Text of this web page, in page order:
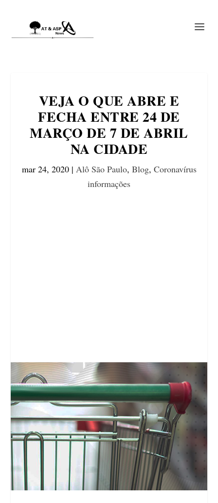
VEJA O QUE ABRE E
FECHA ENTRE 24 DE
MARÇO DE 7 DE ABRIL
NA CIDADE
mar 24, 2020| Alô São Paulo, Blog, Coronavírus
informações